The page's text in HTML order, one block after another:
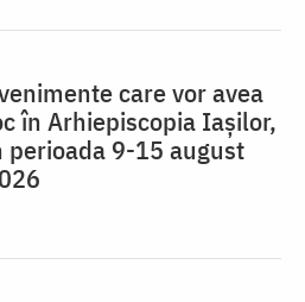
care vor avea
în Arhiepiscopia Iaşilor,
perioada 9-15 august